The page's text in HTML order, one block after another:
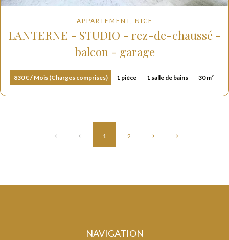
APPARTEMENT, NICE
LANTERNE - STUDIO - rez-de-chaussé -
balcon - garage
830 € / Mois (Charges comprises) 1 pièce 1 salle de bains 30 m²
1 2
NAVIGATION